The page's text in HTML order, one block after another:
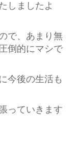
しましたよ
で、あまり無
倒的にマシで
今後の生活も
っていきます